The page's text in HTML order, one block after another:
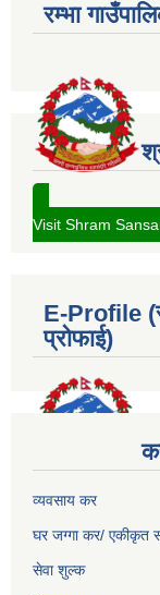
रम्भा
Visit Shram
E-Profile
प्रोफाई)
व्यवसाय कर
घर जग्गा कर/ एकीकृत
सेवा शुल्क